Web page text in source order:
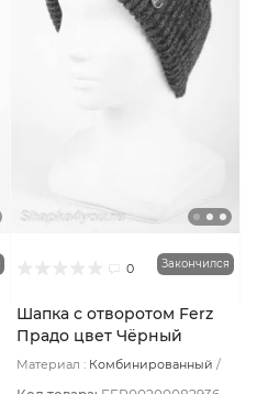
0 Закончился
Шапка с отворотом Ferz
Прадо цвет Чёрный
Материал : Комбинированный